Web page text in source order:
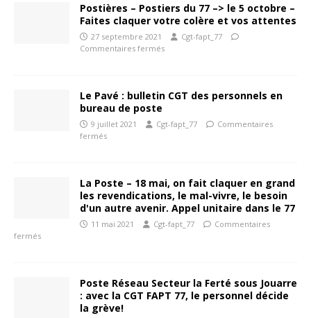
Postières – Postiers du 77 –> le 5 octobre –
Faites claquer votre colère et vos attentes
27 septembre 2021
Cgt-fapt_77
Commentaires fermés
Le Pavé : bulletin CGT des personnels en
bureau de poste
9 juillet 2021 Cgt-fapt_77
Commentaires
fermés
La Poste – 18 mai, on fait claquer en grand
les revendications, le mal-vivre, le besoin
d'un autre avenir. Appel unitaire dans le 77
11 mai 2021 Cgt-fapt_77
Commentaires
fermés
Poste Réseau Secteur la Ferté sous Jouarre
: avec la CGT FAPT 77, le personnel décide
la grève!